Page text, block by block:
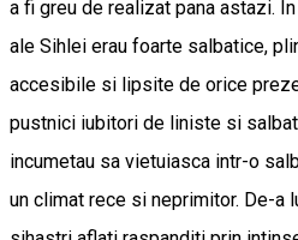
a fi greu de realizat pana astazi.
ale Sihlei erau foarte salbatice,
accesibile si lipsite de orice
pustnici iubitori de liniste si
incumetau sa vietuiasca intr-o
un climat rece si neprimitor. De-a